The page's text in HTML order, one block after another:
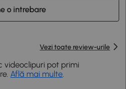
o intrebare
Vezi toate review-urile
videoclipuri pot primi
Află mai multe.